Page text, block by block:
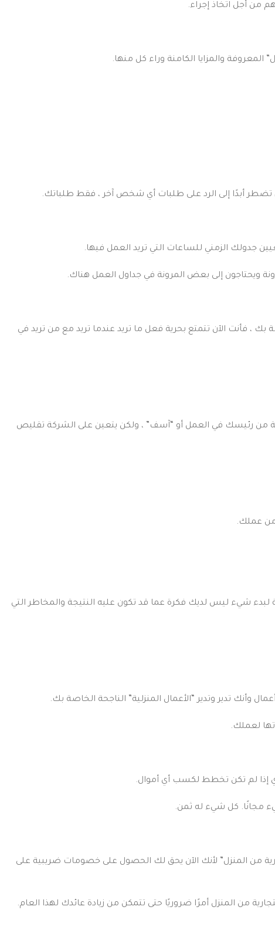
من أجل اتخاذ إجراء.
والمزايا الكامنة وراء كل منها.
تضطر أبدًا إلى الرد على طلبات أي شخص آخر ، فقط طلباتك.
جدولك الزمني للساعات التي تريد العمل فيها.
ويحتاجون إلى بعض المرونة في جداول العمل هناك.
فأنت الآن تتمتع بحرية فعل ما تريد عندما تريد مع من تريد في
من رئيسك في العمل أو “آسف” ، ولكن يتعين على الشركة تقليص
من عملك.
شيء ليس لديك فكرة عما قد تكون عليه النتيجة والمخاطر التي
وأنك تدير وتدير “الأعمال المنزلية” الناجحة الخاصة بك.
لعملك.
إذا لم تكن تخطط لكسب أي أموال.
مجانًا. كل شيء له ثمن.
من المنزل” لأنك الآن يحق لك الحصول على خصومات ضريبية على